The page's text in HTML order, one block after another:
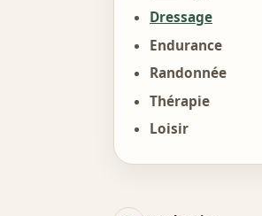
Dressage
Endurance
Randonnée
Thérapie
Loisir